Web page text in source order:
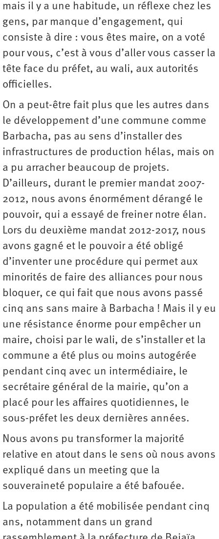
mais il y a une habitude, un réflexe chez les
gens, par manque d’engagement, qui
consiste à dire : vous êtes maire, on a voté
pour vous, c’est à vous d’aller vous casser la
tête face du préfet, au wali, aux autorités
officielles.
On a peut-être fait plus que les autres dans
le développement d’une commune comme
Barbacha, pas au sens d’installer des
infrastructures de production hélas, mais on
a pu arracher beaucoup de projets.
D’ailleurs, durant le premier mandat 2007-
2012, nous avons énormément dérangé le
pouvoir, qui a essayé de freiner notre élan.
Lors du deuxième mandat 2012-2017, nous
avons gagné et le pouvoir a été obligé
d’inventer une procédure qui permet aux
minorités de faire des alliances pour nous
bloquer, ce qui fait que nous avons passé
cinq ans sans maire à Barbacha ! Mais il y eu
une résistance énorme pour empêcher un
maire, choisi par le wali, de s’installer et la
commune a été plus ou moins autogérée
pendant cinq avec un intermédiaire, le
secrétaire général de la mairie, qu’on a
placé pour les affaires quotidiennes, le
sous-préfet les deux dernières années.
Nous avons pu transformer la majorité
relative en atout dans le sens où nous avons
expliqué dans un meeting que la
souveraineté populaire a été bafouée.
La population a été mobilisée pendant cinq
ans, notamment dans un grand